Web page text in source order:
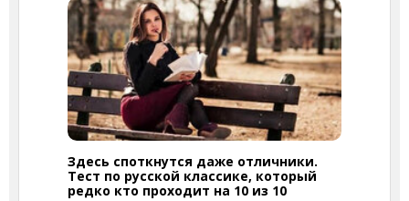
Здесь споткнутся даже отличники.
Тест по русской классике, который
редко кто проходит на 10 из 10